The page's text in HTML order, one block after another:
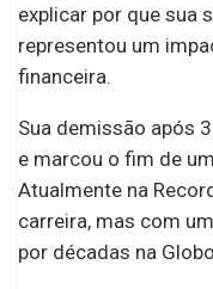
explicar por que sua
representou um
financeira.
Sua demissão após
e marcou o fim de
Atualmente na
carreira, mas com
por décadas na